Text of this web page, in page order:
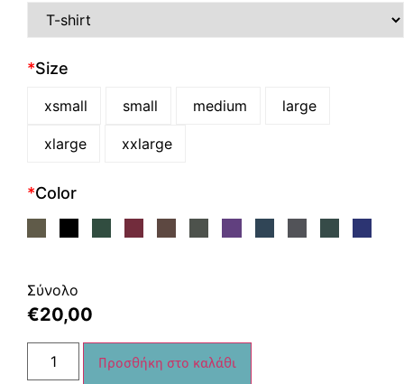
*Size
xsmall small medium large
xlarge xxlarge
*Color
Σύνολο
€20,00
Προσθήκη στο καλάθι